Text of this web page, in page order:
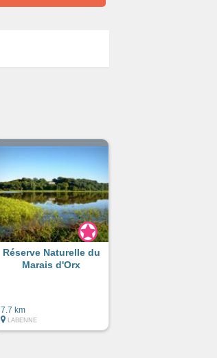
Réserve Naturelle du
Marais d'Orx
7.7 km
LABENNE